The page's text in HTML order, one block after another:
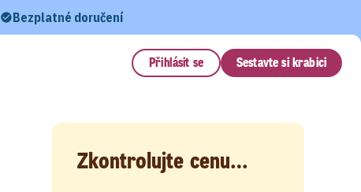
Bezplatné doručení
Přihlásit se Sestavte si krabici
Zkontrolujte cenu…